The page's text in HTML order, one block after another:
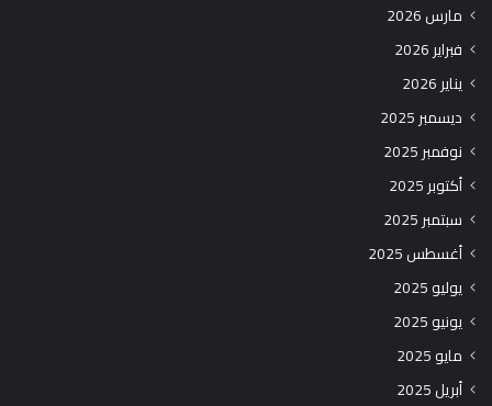
مارس 2026
فبراير 2026
يناير 2026
ديسمبر 2025
نوفمبر 2025
أكتوبر 2025
سبتمبر 2025
أغسطس 2025
يوليو 2025
يونيو 2025
مايو 2025
أبريل 2025